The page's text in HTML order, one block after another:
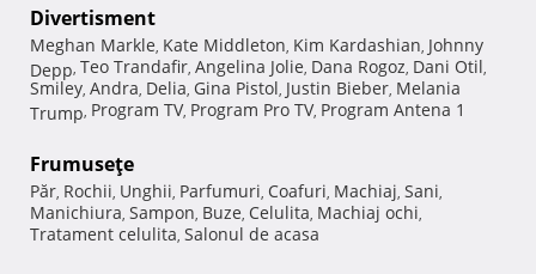
Divertisment
Meghan Markle, Kate Middleton, Kim Kardashian, Johnny
Depp, Teo Trandafir, Angelina Jolie, Dana Rogoz, Dani Otil,
Smiley, Andra, Delia, Gina Pistol, Justin Bieber, Melania
Trump, Program TV, Program Pro TV, Program Antena 1
Frumuseţe
Păr, Rochii, Unghii, Parfumuri, Coafuri, Machiaj, Sani,
Manichiura, Sampon, Buze, Celulita, Machiaj ochi,
Tratament celulita, Salonul de acasa